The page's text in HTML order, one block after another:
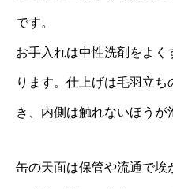
です。
お手入れは中性洗剤をよ
ります。仕上げは毛羽立
き、内側は触れないほうが
缶の天面は保管や流通で埃